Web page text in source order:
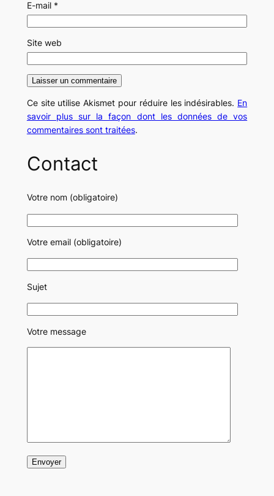
E-mail *
Site web
Ce site utilise Akismet pour réduire les indésirables. En
savoir plus sur la façon dont les données de vos
commentaires sont traitées.
Contact
Votre nom (obligatoire)
Votre email (obligatoire)
Sujet
Votre message